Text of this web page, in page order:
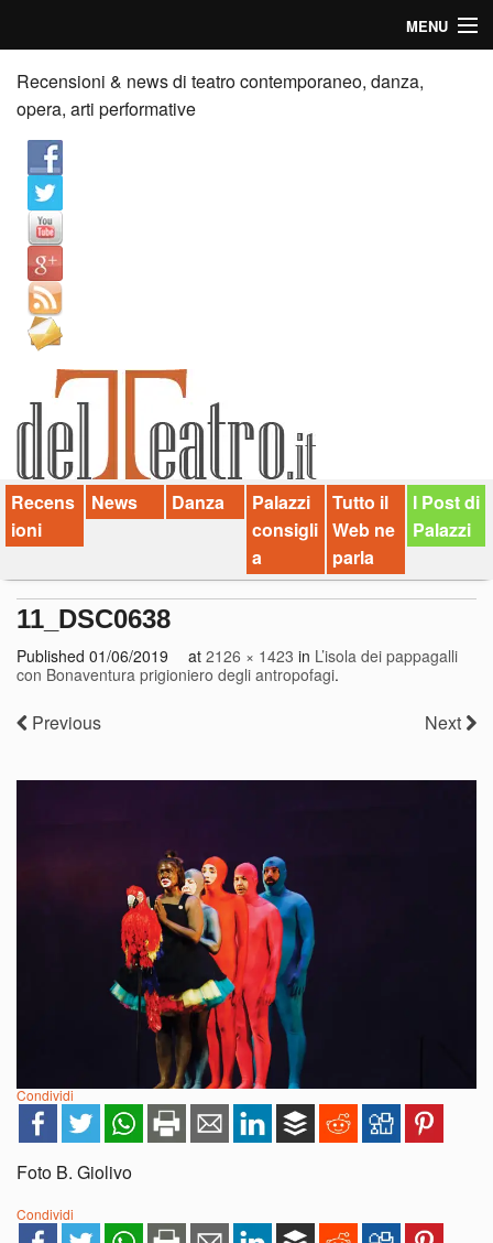
MENU
Home
Recensioni
Anticipazioni
News
Palazzi consiglia
Video
Chi siamo
Contatti
dT in English
Recensioni & news di teatro contemporaneo, danza,
opera, arti performative
Recens
ioni
News Danza
Palazzi
consigli
a
Tutto il
Web ne
parla
I Post di
Palazzi
11_DSC0638
Published 01/06/2019 at 2126 × 1423 in L’isola dei pappagalli
con Bonaventura prigioniero degli antropofagi.
Previous Next
Condividi
Foto B. Giolivo
Condividi